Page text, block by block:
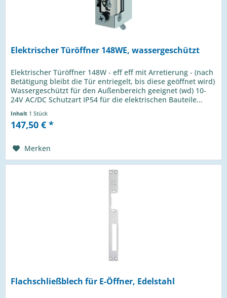
Elektrischer Türöffner 148WE, wassergeschützt
Elektrischer Türöffner 148W - eff eff mit Arretierung - (nach
Betätigung bleibt die Tür entriegelt, bis diese geöffnet wird)
Wassergeschützt für den Außenbereich geeignet (wd) 10-
24V AC/DC Schutzart IP54 für die elektrischen Bauteile...
Inhalt 1 Stück
147,50 € *
Merken
Flachschließblech für E-Öffner, Edelstahl